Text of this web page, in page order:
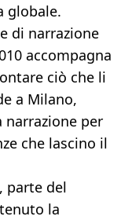
globale.
di narrazione
accompagna
ciò che li
a Milano,
narrazione per
che lascino il
, parte del
la